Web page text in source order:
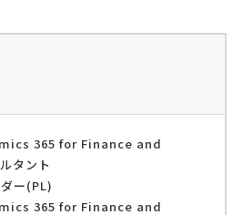
365 for Finance and
タント
ー(PL)
365 for Finance and